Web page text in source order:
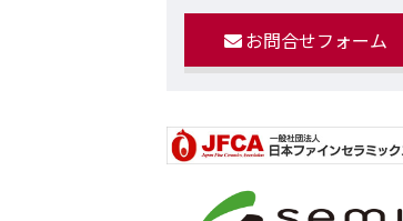
お問合せフォーム